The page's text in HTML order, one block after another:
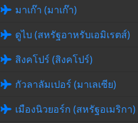
มาเก๊า (มาเก๊า)
ดูไบ (สหรัฐอาหรับเอมิเรตส์)
สิงคโปร์ (สิงคโปร์)
กัวลาลัมเปอร์ (มาเลเซีย)
เมืองนิวยอร์ก (สหรัฐอเมริกา)